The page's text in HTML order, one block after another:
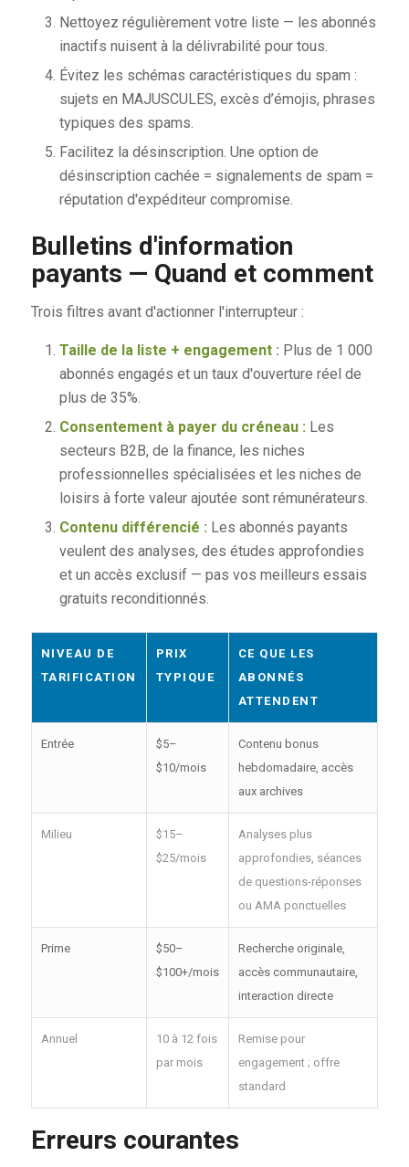
Nettoyez régulièrement votre liste — les abonnés
inactifs nuisent à la délivrabilité pour tous.
Évitez les schémas caractéristiques du spam :
sujets en MAJUSCULES, excès d’émojis, phrases
typiques des spams.
Facilitez la désinscription. Une option de
désinscription cachée = signalements de spam =
réputation d'expéditeur compromise.
Bulletins d'information
payants — Quand et comment
Trois filtres avant d'actionner l'interrupteur :
Taille de la liste + engagement :Plus de 1 000
abonnés engagés et un taux d'ouverture réel de
plus de 35%.
Consentement à payer du créneau :Les
secteurs B2B, de la finance, les niches
professionnelles spécialisées et les niches de
loisirs à forte valeur ajoutée sont rémunérateurs.
Contenu différencié :Les abonnés payants
veulent des analyses, des études approfondies
et un accès exclusif — pas vos meilleurs essais
gratuits reconditionnés.
NIVEAU DE
TARIFICATION
PRIX
TYPIQUE
CE QUE LES
ABONNÉS
ATTENDENT
Entrée
$5–
$10/mois
Contenu bonus
hebdomadaire, accès
aux archives
Milieu
$15–
$25/mois
Analyses plus
approfondies, séances
de questions-réponses
ou AMA ponctuelles
Prime
$50–
$100+/mois
Recherche originale,
accès communautaire,
interaction directe
Annuel
10 à 12 fois
par mois
Remise pour
engagement ; offre
standard
Erreurs courantes